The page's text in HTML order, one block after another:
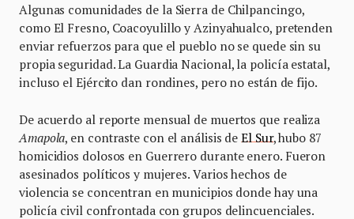
Algunas comunidades de la Sierra de Chilpancingo,
como El Fresno, Coacoyulillo y Azinyahualco, pretenden
enviar refuerzos para que el pueblo no se quede sin su
propia seguridad. La Guardia Nacional, la policía estatal,
incluso el Ejército dan rondines, pero no están de fijo.
De acuerdo al reporte mensual de muertos que realiza
Amapola, en contraste con el análisis deEl Sur, hubo 87
homicidios dolosos en Guerrero durante enero. Fueron
asesinados políticos y mujeres. Varios hechos de
violencia se concentran en municipios donde hay una
policía civil confrontada con grupos delincuenciales.